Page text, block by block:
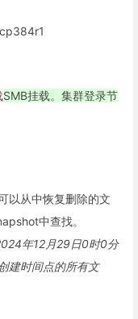
SMB挂载。集群登录节
以从中恢复删除的文
中查找。
年12月29日0时0分
建时间点的所有文